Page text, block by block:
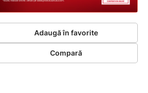
Adaugă în favorite
Compară